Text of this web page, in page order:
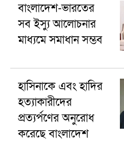
বাংলাদেশ-ভারতের
সব ইস্যু আলোচনার
মাধ্যমে সমাধান সম্ভব
হাসিনাকে এবং হা‌দির
হত্যাকারীদের
প্রত্যর্পণের অনুরোধ
করেছে বাংলাদেশ